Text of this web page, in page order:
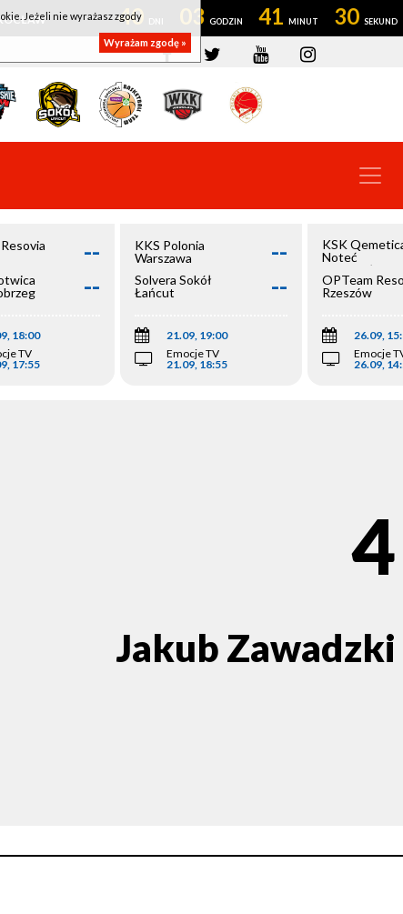
40 03 41 29
--
--
18:00
TV
17:55
KKS Polonia
Warszawa
--
Solvera Sokół
Łańcut
--
21.09, 19:00
Emocje TV
21.09, 18:55
KSK
Noteć
Inowrocław
OPTeam
Rzeszów
26.09,
Emocje
26.09,
4
Jakub Zawadzki
Jeżeli nie wyrażasz zgody
Wyrażam zgodę »